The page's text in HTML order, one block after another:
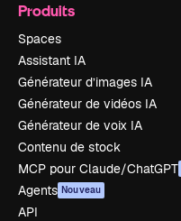
Produits
Spaces
Assistant IA
Générateur d’images IA
Générateur de vidéos IA
Générateur de voix IA
Contenu de stock
MCP pour Claude/ChatGPT
Agents Nouveau
API